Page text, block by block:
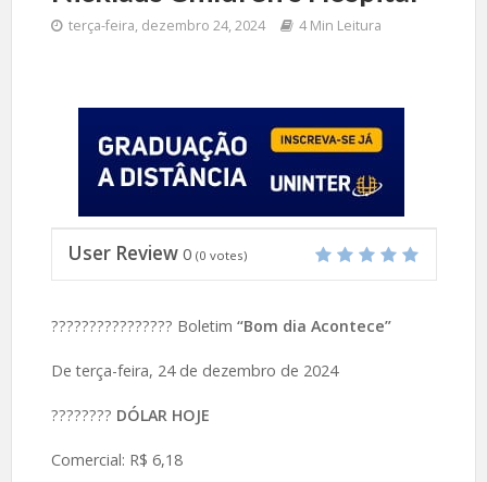
terça-feira, dezembro 24, 2024 4 Min Leitura
User Review 0 (0 votes)
???????????????? Boletim “Bom dia Acontece”
De terça-feira, 24 de dezembro de 2024
????️???? DÓLAR HOJE
Comercial: R$ 6,18